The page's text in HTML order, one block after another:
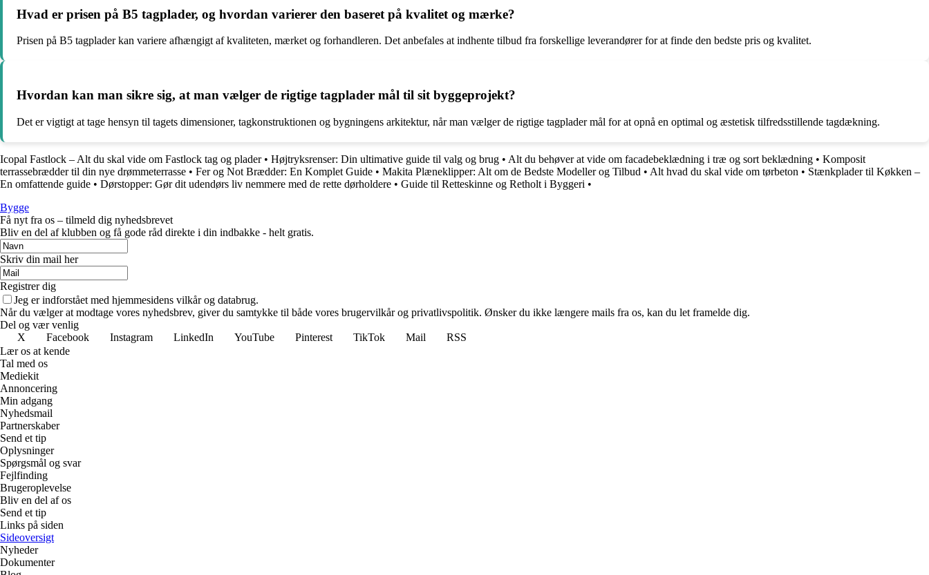
Hvad er prisen på B5 tagplader, og hvordan varierer den baseret på kvalitet og mærke?
Prisen på B5 tagplader kan variere afhængigt af kvaliteten, mærket og forhandleren. Det anbefales at indhente tilbud fra forskellige leverandører for at finde den bedste pris og kvalitet.
Hvordan kan man sikre sig, at man vælger de rigtige tagplader mål til sit byggeprojekt?
Det er vigtigt at tage hensyn til tagets dimensioner, tagkonstruktionen og bygningens arkitektur, når man vælger de rigtige tagplader mål for at opnå en optimal og æstetisk tilfredsstillende tagdækning.
Icopal Fastlock – Alt du skal vide om Fastlock tag og plader• Højtryksrenser: Din ultimative guide til valg og brug • Alt du behøver at vide om facadebeklædning i træ og sort beklædning • Komposit
terrassebrædder til din nye drømmeterrasse • Fer og Not Brædder: En Komplet Guide • Makita Plæneklipper: Alt om de Bedste Modeller og Tilbud • Alt hvad du skal vide om tørbeton • Stænkplader til Køkken –
En omfattende guide • Dørstopper: Gør dit udendørs liv nemmere med de rette dørholdere • Guide til Retteskinne og Retholt i Byggeri •
Bygge
Få nyt fra os – tilmeld dig nyhedsbrevet
Bliv en del af klubben og få gode råd direkte i din indbakke - helt gratis.
Skriv din mail her
Registrer dig
Jeg er indforstået med hjemmesidens vilkår og databrug.
Når du vælger at modtage vores nyhedsbrev, giver du samtykke til både vores brugervilkår og privatlivspolitik. Ønsker du ikke længere mails fra os, kan du let framelde dig.
Del og vær venlig
X
Facebook Instagram LinkedIn YouTube Pinterest TikTok Mail
RSS
Lær os at kende
Tal med os
Mediekit
Annoncering
Min adgang
Nyhedsmail
Partnerskaber
Send et tip
Oplysninger
Spørgsmål og svar
Fejlfinding
Brugeroplevelse
Bliv en del af os
Send et tip
Links på siden
Sideoversigt
Nyheder
Dokumenter